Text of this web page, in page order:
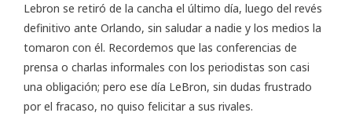
Lebron se retiró de la cancha el último día, luego del revés
definitivo ante Orlando, sin saludar a nadie y los medios la
tomaron con él. Recordemos que las conferencias de
prensa o charlas informales con los periodistas son casi
una obligación; pero ese día LeBron, sin dudas frustrado
por el fracaso, no quiso felicitar a sus rivales.